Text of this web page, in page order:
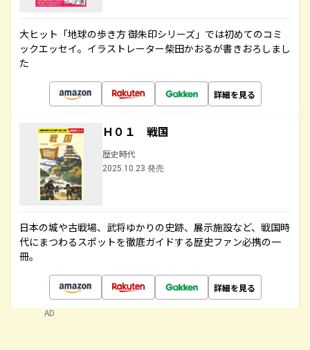
大ヒット「地球の歩き方 御朱印シリーズ」では初めてのコミ
ックエッセイ。イラストレーター柴田かおるが書きおろしまし
た
詳細を見る
Ｈ０１ 戦国
歴史時代
2025.10.23 発売
日本の城や古戦場、武将ゆかりの史跡、展示施設など、戦国時
代にまつわるスポットを徹底ガイドする歴史ファン必携の一
冊。
詳細を見る
AD